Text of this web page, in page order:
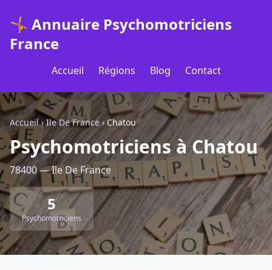
🤸 Annuaire Psychomotriciens
France
Accueil Régions Blog Contact
Accueil›Ile De France›Chatou
Psychomotriciens à Chatou
78400 — Ile De France
5
Psychomotriciens